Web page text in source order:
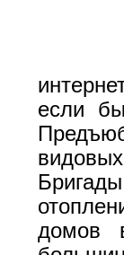
если
домов